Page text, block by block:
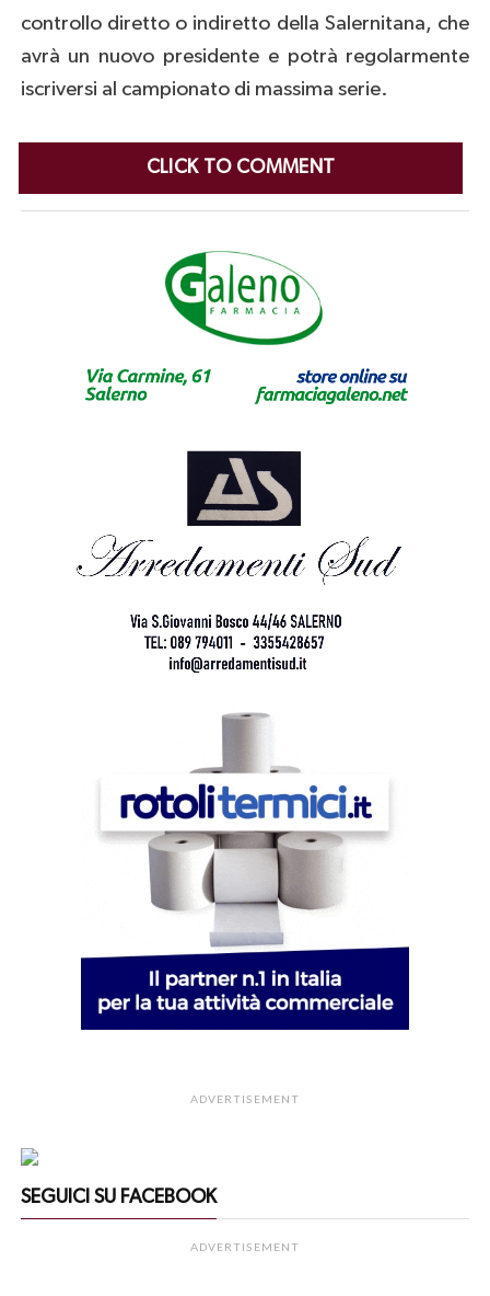
controllo diretto o indiretto della Salernitana, che
avrà un nuovo presidente e potrà regolarmente
iscriversi al campionato di massima serie.
CLICK TO COMMENT
ADVERTISEMENT
SEGUICI SU FACEBOOK
ADVERTISEMENT